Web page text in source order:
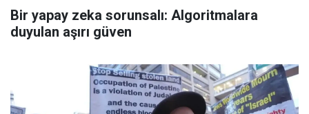
Bir yapay zeka sorunsalı: Algoritmalara
duyulan aşırı güven